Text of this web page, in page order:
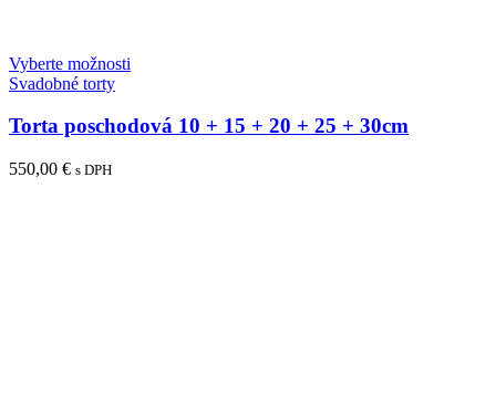
Vyberte možnosti
Svadobné torty
Torta poschodová 10 + 15 + 20 + 25 + 30cm
550,00 € s DPH